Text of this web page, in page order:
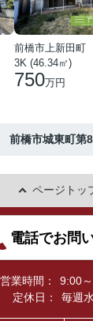
前橋市上新田町
3K (46.34㎡)
750万円
前橋市城東町
ページトッ
電話でお問
営業時間：
9:00
定休日：
毎週